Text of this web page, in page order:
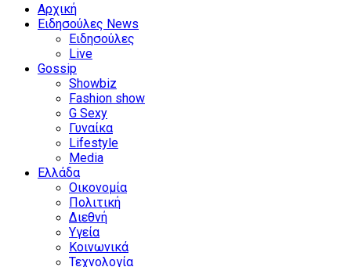
Αρχική
Ειδησούλες News
Ειδησούλες
Live
Gossip
Showbiz
Fashion show
G Sexy
Γυναίκα
Lifestyle
Media
Ελλάδα
Οικονομία
Πολιτική
Διεθνή
Υγεία
Κοινωνικά
Τεχνολογία